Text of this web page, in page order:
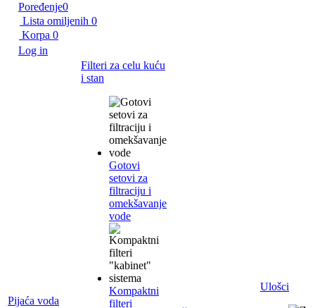
Poređenje0
Lista omiljenih 0
Korpa 0
Log in
Pijaća voda
Filteri za celu kuću
i stan
Gotovi
setovi za
filtraciju i
omekšavanje
vode
Kompaktni
filteri
Ulošci